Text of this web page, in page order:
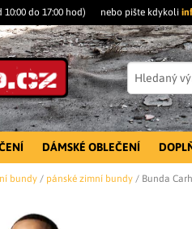
10:00 do 17:00 hod) nebo pište kdykoli
DÁMSKÉ OBLEČENÍ
bundy / pánské zimní bundy / Bunda